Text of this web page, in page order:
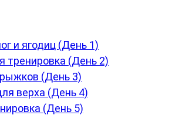
и ягодиц (День 1)
тренировка (День 2)
(День 3)
верха (День 4)
(День 5)